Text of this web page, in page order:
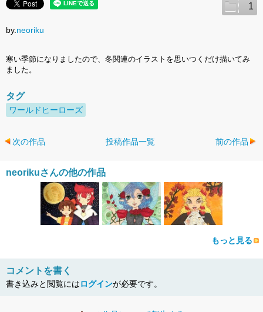
1
by. neoriku
寒い季節になりましたので、冬関連のイラストを思いつくだけ描いてみ
ました。
タグ
ワールドヒーローズ
次の作品 投稿作品一覧 前の作品
neorikuさんの他の作品
もっと見る
コメントを書く
書き込みと閲覧にはログインが必要です。